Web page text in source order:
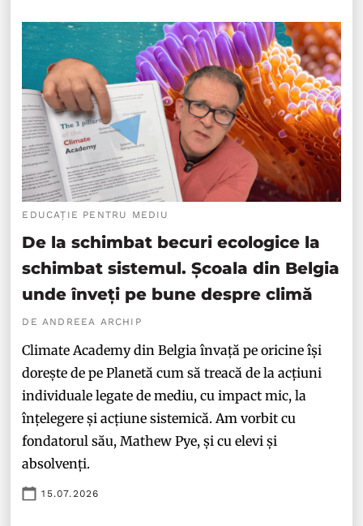
EDUCAȚIE PENTRU MEDIU
De la schimbat becuri ecologice la
schimbat sistemul. Școala din Belgia
unde înveți pe bune despre climă
DE ANDREEA ARCHIP
Climate Academy din Belgia învață pe oricine își
dorește de pe Planetă cum să treacă de la acțiuni
individuale legate de mediu, cu impact mic, la
înțelegere și acțiune sistemică. Am vorbit cu
fondatorul său, Mathew Pye, și cu elevi și
absolvenți.
15.07.2026